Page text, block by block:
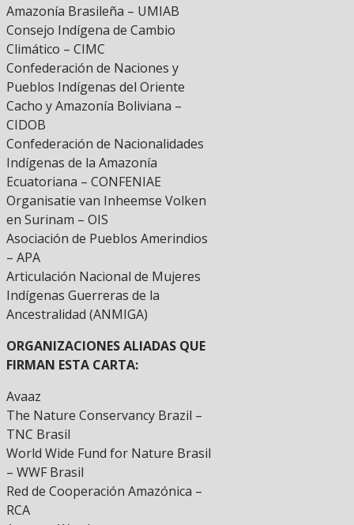
Amazonía Brasileña – UMIAB
Consejo Indígena de Cambio
Climático – CIMC
Confederación de Naciones y
Pueblos Indígenas del Oriente
Cacho y Amazonía Boliviana –
CIDOB
Confederación de Nacionalidades
Indígenas de la Amazonía
Ecuatoriana – CONFENIAE
Organisatie van Inheemse Volken
en Surinam – OIS
Asociación de Pueblos Amerindios
– APA
Articulación Nacional de Mujeres
Indígenas Guerreras de la
Ancestralidad (ANMIGA)
ORGANIZACIONES ALIADAS QUE
FIRMAN ESTA CARTA:
Avaaz
The Nature Conservancy Brazil –
TNC Brasil
World Wide Fund for Nature Brasil
– WWF Brasil
​​Red de Cooperación Amazónica –
RCA